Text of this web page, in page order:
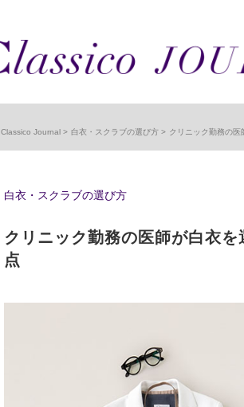
Classico Journal 白衣・スクラブの選び方 クリニック勤務の医
白衣・スクラブの選び方
クリニック勤務の医師が白衣
点